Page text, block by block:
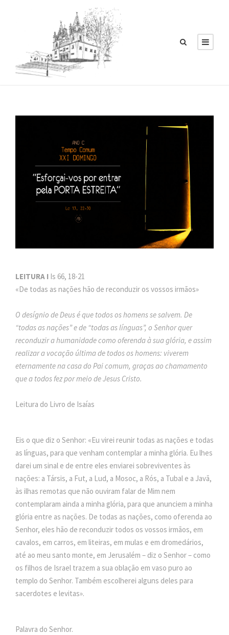
LEITURA I Is 66, 18-21
«De todas as nações hão de reconduzir os vossos irmãos»
O desígnio de Deus é que todos os homens se salvem. De
“todas as nações” e de “todas as línguas”, o Senhor quer
reconduzir a humanidade como oferenda à sua glória, e assim
realizar a vocação última de todos os homens: viverem
eternamente na casa do Pai comum, graças ao chamamento
que a todos fez por meio de Jesus Cristo.
Leitura do Livro de Isaías
Eis o que diz o Senhor: «Eu virei reunir todas as nações e todas
as línguas, para que venham contemplar a minha glória. Eu lhes
darei um sinal e de entre eles enviarei sobreviventes às
nações: a Társis, a Fut, a Lud, a Mosoc, a Rós, a Tubal e a Javã,
às ilhas remotas que não ouviram falar de Mim nem
contemplaram ainda a minha glória, para que anunciem a minha
glória entre as nações. De todas as nações, como oferenda ao
Senhor, eles hão de reconduzir todos os vossos irmãos, em
cavalos, em carros, em liteiras, em mulas e em dromedários,
até ao meu santo monte, em Jerusalém – diz o Senhor – como
os filhos de Israel trazem a sua oblação em vaso puro ao
templo do Senhor. Também escolherei alguns deles para
sacerdotes e levitas».
Palavra do Senhor.